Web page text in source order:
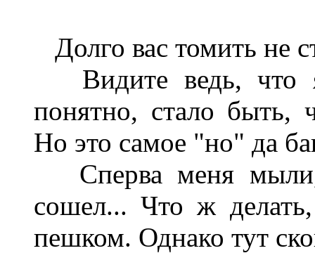
Долго вас томить не
Видите ведь, что
понятно, стало быть,
Но это самое "но" да
Сперва меня мыли,
сошел... Что ж
пешком. Однако тут